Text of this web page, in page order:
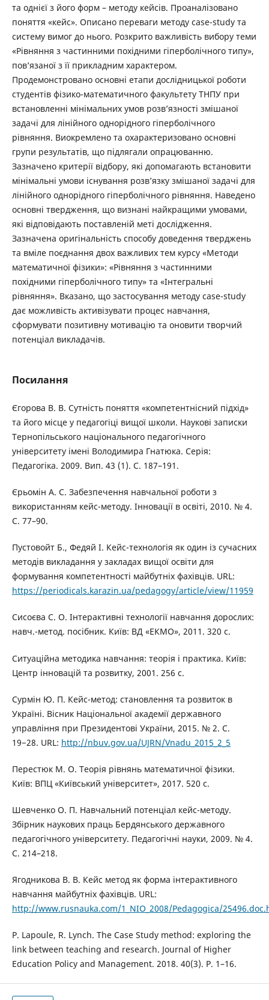
та однієї з його форм – методу кейсів. Проаналізовано
поняття «кейс». Описано переваги методу case-study та
систему вимог до нього. Розкрито важливість вибору теми
«Рівняння з частинними похідними гіперболічного типу»,
пов’язаної з її прикладним характером.
Продемонстровано основні етапи дослідницької роботи
студентів фізико-математичного факультету ТНПУ при
встановленні мінімальних умов розв’язності змішаної
задачі для лінійного однорідного гіперболічного
рівняння. Виокремлено та охарактеризовано основні
групи результатів, що підлягали опрацюванню.
Зазначено критерії відбору, які допомагають встановити
мінімальні умови існування розв’язку змішаної задачі для
лінійного однорідного гіперболічного рівняння. Наведено
основні твердження, що визнані найкращими умовами,
які відповідають поставленій меті дослідження.
Зазначена оригінальність способу доведення тверджень
та вміле поєднання двох важливих тем курсу «Методи
математичної фізики»: «Рівняння з частинними
похідними гіперболічного типу» та «Інтегральні
рівняння». Вказано, що застосування методу case-study
дає можливість активізувати процес навчання,
сформувати позитивну мотивацію та оновити творчий
потенціал викладачів.
Посилання
Єгорова В. В. Сутність поняття «компетентнісний підхід»
та його місце у педагогіці вищої школи. Наукові записки
Тернопільського національного педагогічного
університету імені Володимира Гнатюка. Серія:
Педагогіка. 2009. Вип. 43 (1). С. 187–191.
Єрьомін А. С. Забезпечення навчальної роботи з
використанням кейс-методу. Інновації в освіті, 2010. № 4.
С. 77–90.
Пустовойт Б., Федяй І. Кейс-технологія як один із сучасних
методів викладання у закладах вищої освіти для
формування компетентності майбутніх фахівців. URL:
https://periodicals.karazin.ua/pedagogy/article/view/11959
Сисоєва С. О. Інтерактивні технології навчання дорослих:
навч.-метод. посібник. Київ: ВД «ЕКМО», 2011. 320 с.
Ситуаційна методика навчання: теорія і практика. Київ:
Центр інновацій та розвитку, 2001. 256 с.
Сурмін Ю. П. Кейс-метод: становлення та розвиток в
Україні. Вісник Національної академії державного
управління при Президентові України, 2015. № 2. С.
19−28. URL: http://nbuv.gov.ua/UJRN/Vnadu_2015_2_5
Перестюк М. О. Теорія рівнянь математичної фізики.
Київ: ВПЦ «Київський університет», 2017. 520 с.
Шевченко О. П. Навчальний потенціал кейс-методу.
Збірник наукових праць Бердянського державного
педагогічного університету. Педагогічні науки, 2009. № 4.
С. 214–218.
Ягодникова В. В. Кейс метод як форма інтерактивного
навчання майбутніх фахівців. URL:
http://www.rusnauka.com/1_NIO_2008/Pedagogica/
P. Lapoule, R. Lynch. The Case Study method: exploring the
link between teaching and research. Journal of Higher
Education Policy and Management. 2018. 40(3). P. 1–16.